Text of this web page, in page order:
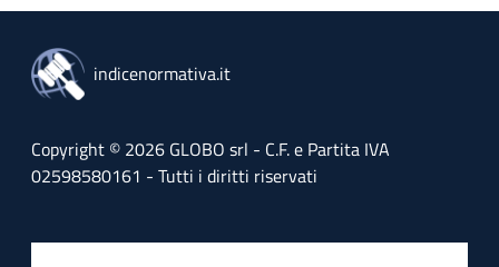
indicenormativa.it
Copyright © 2026 GLOBO srl - C.F. e Partita IVA
02598580161 - Tutti i diritti riservati